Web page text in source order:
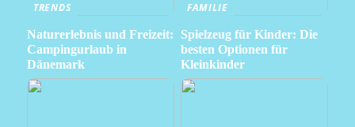
TRENDS
Naturerlebnis und Freizeit:
Campingurlaub in
Dänemark
FAMILIE
Spielzeug für Kinder: Die
besten Optionen für
Kleinkinder